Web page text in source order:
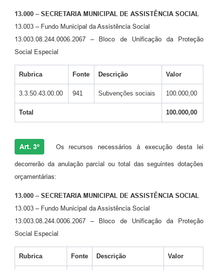
13.000 – SECRETARIA MUNICIPAL DE ASSISTÊNCIA SOCIAL
13.003 – Fundo Municipal da Assistência Social
13.003.08.244.0006.2067 – Bloco de Unificação da Proteção
Social Especial
Rubrica Fonte Descrição Valor
3.3.50.43.00.00 941 Subvenções sociais 100.000,00
Total 100.000,00
Art. 3º Os recursos necessários à execução desta lei
decorrerão da anulação parcial ou total das seguintes dotações
orçamentárias:
13.000 – SECRETARIA MUNICIPAL DE ASSISTÊNCIA SOCIAL
13.003 – Fundo Municipal da Assistência Social
13.003.08.244.0006.2067 – Bloco de Unificação da Proteção
Social Especial
Rubrica Fonte Descrição Valor